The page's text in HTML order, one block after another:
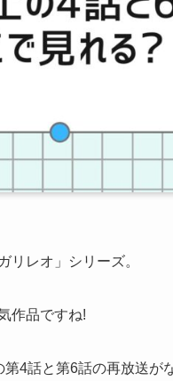
リレオ」シリーズ。
作品ですね!
4話と第6話の再放送が